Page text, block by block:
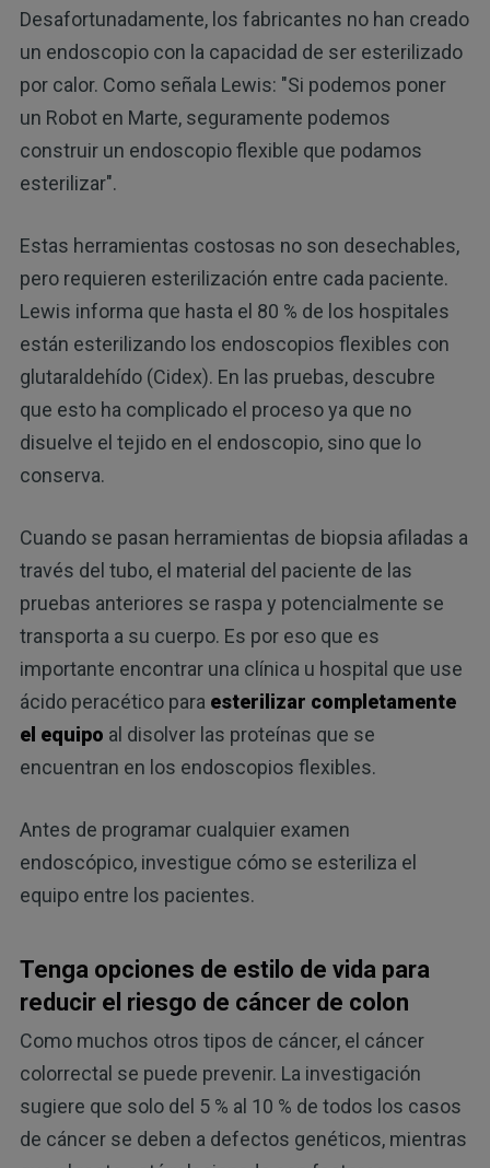
Desafortunadamente, los fabricantes no han creado
un endoscopio con la capacidad de ser esterilizado
por calor. Como señala Lewis: "Si podemos poner
un Robot en Marte, seguramente podemos
construir un endoscopio flexible que podamos
esterilizar".
Estas herramientas costosas no son desechables,
pero requieren esterilización entre cada paciente.
Lewis informa que hasta el 80 % de los hospitales
están esterilizando los endoscopios flexibles con
glutaraldehído (Cidex). En las pruebas, descubre
que esto ha complicado el proceso ya que no
disuelve el tejido en el endoscopio, sino que lo
conserva.
Cuando se pasan herramientas de biopsia afiladas a
través del tubo, el material del paciente de las
pruebas anteriores se raspa y potencialmente se
transporta a su cuerpo. Es por eso que es
importante encontrar una clínica u hospital que use
ácido peracético para esterilizar completamente
el equipo al disolver las proteínas que se
encuentran en los endoscopios flexibles.
Antes de programar cualquier examen
endoscópico, investigue cómo se esteriliza el
equipo entre los pacientes.
Tenga opciones de estilo de vida para
reducir el riesgo de cáncer de colon
Como muchos otros tipos de cáncer, el cáncer
colorrectal se puede prevenir. La investigación
sugiere que solo del 5 % al 10 % de todos los casos
de cáncer se deben a defectos genéticos, mientras